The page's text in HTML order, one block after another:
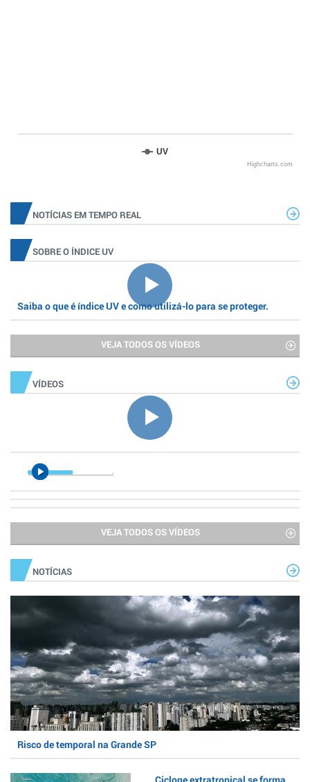
UV
Highcharts.com
NOTÍCIAS EM TEMPO REAL
SOBRE O ÍNDICE UV
Saiba o que é índice UV e como utilizá-lo para se proteger.
VEJA TODOS OS VÍDEOS
VÍDEOS
VEJA TODOS OS VÍDEOS
NOTÍCIAS
Risco de temporal na Grande SP